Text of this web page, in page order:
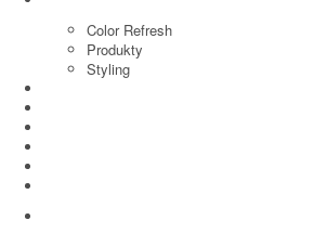
Color Refresh
Produkty
Styling